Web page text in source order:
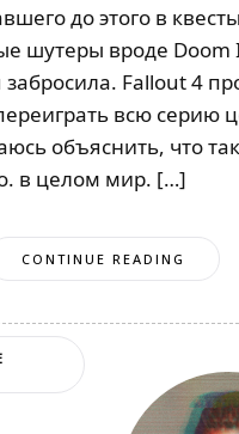
до этого в
шутеры вроде Doom
забросила. Fallout 4
всю серию
объяснить, что
в целом мир. […]
CONTINUE READING